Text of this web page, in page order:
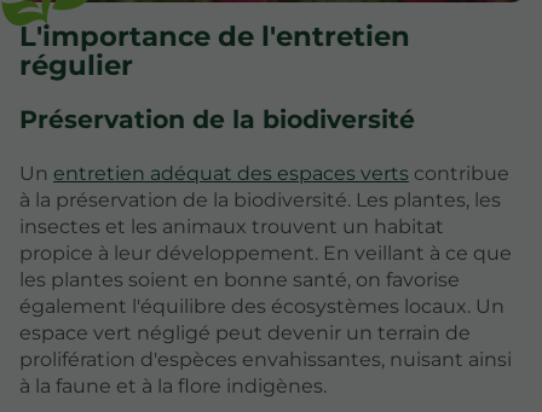
L'importance de l'entretien
régulier
Préservation de la biodiversité
Un entretien adéquat des espaces verts contribue
à la préservation de la biodiversité. Les plantes, les
insectes et les animaux trouvent un habitat
propice à leur développement. En veillant à ce que
les plantes soient en bonne santé, on favorise
également l'équilibre des écosystèmes locaux. Un
espace vert négligé peut devenir un terrain de
prolifération d'espèces envahissantes, nuisant ainsi
à la faune et à la flore indigènes.